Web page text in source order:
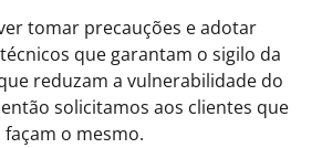
tomar precauções e adotar
que garantam o sigilo da
reduzam a vulnerabilidade do
solicitamos aos clientes que
façam o mesmo.